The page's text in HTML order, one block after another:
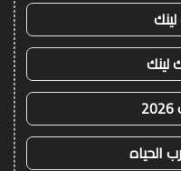
لينك
الحياه